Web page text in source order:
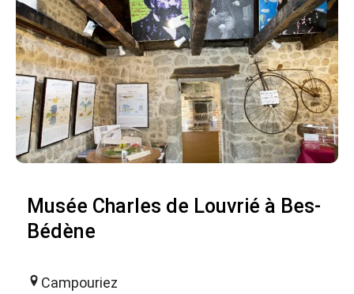
Musée Charles de Louvrié à Bes-
Bédène
Campouriez